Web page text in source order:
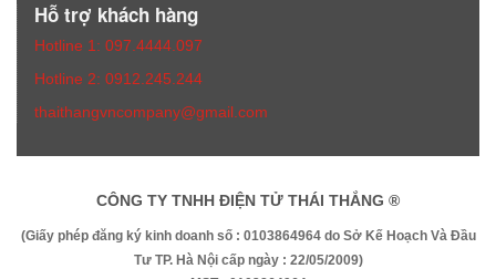
Hỗ trợ khách hàng
Hotline 1: 097.4444.097
Hotline 2: 0912.245.244
thaithangvncompany@gmail.com
CÔNG TY TNHH ĐIỆN TỬ THÁI THẮNG ®
(Giấy phép đăng ký kinh doanh số : 0103864964 do Sở Kế Hoạch Và Đầu
Tư TP. Hà Nội cấp ngày : 22/05/2009)